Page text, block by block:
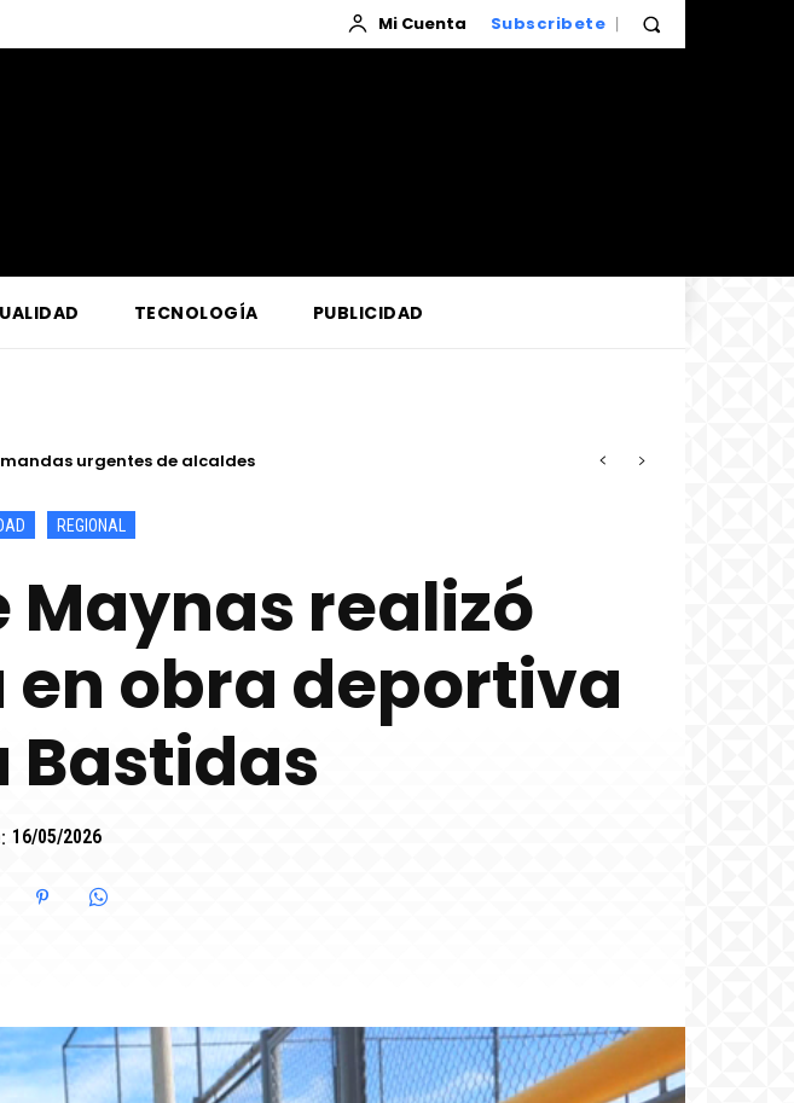
Mi Cuenta Subscribete
TECNOLOGÍA PUBLICIDAD
frente a casos de abuso
REGIONAL
realizó
obra deportiva
Bastidas
16/05/2026